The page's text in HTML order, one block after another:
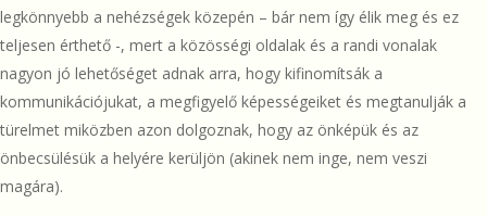
legkönnyebb a nehézségek közepén – bár nem így élik meg és ez
teljesen érthető -, mert a közösségi oldalak és a randi vonalak
nagyon jó lehetőséget adnak arra, hogy kifinomítsák a
kommunikációjukat, a megfigyelő képességeiket és megtanulják a
türelmet miközben azon dolgoznak, hogy az önképük és az
önbecsülésük a helyére kerüljön (akinek nem inge, nem veszi
magára).